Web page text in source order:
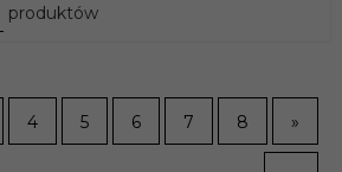
produktów
4 5 6 7 8 »